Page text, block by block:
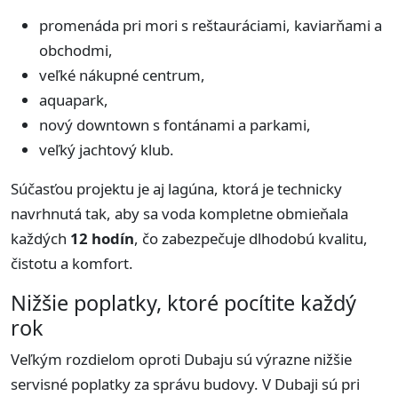
promenáda pri mori s reštauráciami, kaviarňami a
obchodmi,
veľké nákupné centrum,
aquapark,
nový downtown s fontánami a parkami,
veľký jachtový klub.
Súčasťou projektu je aj lagúna, ktorá je technicky
navrhnutá tak, aby sa voda kompletne obmieňala
každých 12 hodín, čo zabezpečuje dlhodobú kvalitu,
čistotu a komfort.
Nižšie poplatky, ktoré pocítite každý
rok
Veľkým rozdielom oproti Dubaju sú výrazne nižšie
servisné poplatky za správu budovy. V Dubaji sú pri